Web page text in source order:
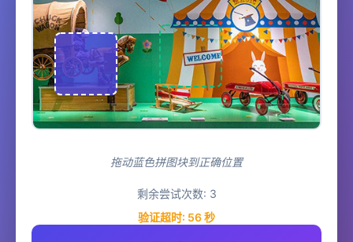
拖动蓝色拼图块到正确位置
剩余尝试次数: 3
验证超时: 56秒